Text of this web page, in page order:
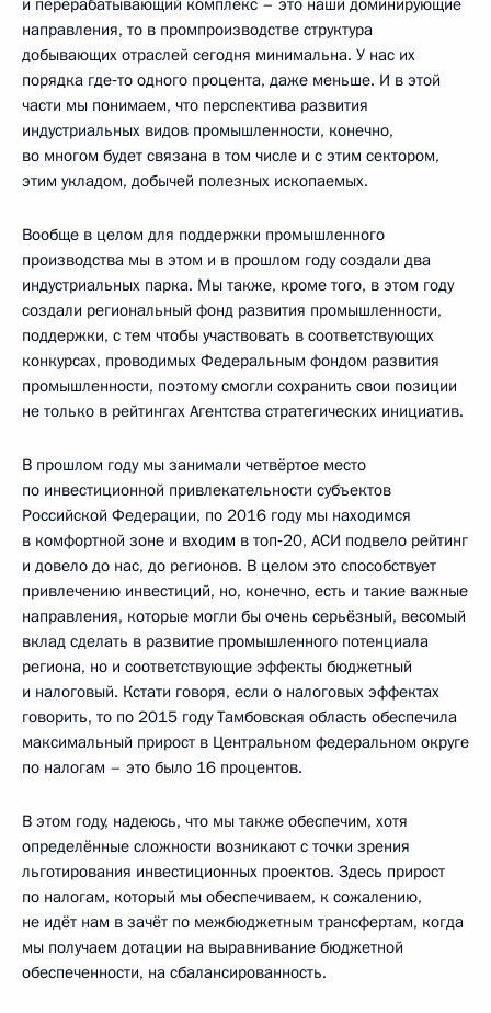
направления, то в промпроизводстве структура
добывающих отраслей сегодня минимальна. У нас их
порядка где‑то одного процента, даже меньше. И в этой
части мы понимаем, что перспектива развития
индустриальных видов промышленности, конечно,
во многом будет связана в том числе и с этим сектором,
этим укладом, добычей полезных ископаемых.
Вообще в целом для поддержки промышленного
производства мы в этом и в прошлом году создали два
индустриальных парка. Мы также, кроме того, в этом году
создали региональный фонд развития промышленности,
поддержки, с тем чтобы участвовать в соответствующих
конкурсах, проводимых Федеральным фондом развития
промышленности, поэтому смогли сохранить свои позиции
не только в рейтингах Агентства стратегических инициатив.
В прошлом году мы занимали четвёртое место
по инвестиционной привлекательности субъектов
Российской Федерации, по 2016 году мы находимся
в комфортной зоне и входим в топ‑20, АСИ подвело рейтинг
и довело до нас, до регионов. В целом это способствует
привлечению инвестиций, но, конечно, есть и такие важные
направления, которые могли бы очень серьёзный, весомый
вклад сделать в развитие промышленного потенциала
региона, но и соответствующие эффекты бюджетный
и налоговый. Кстати говоря, если о налоговых эффектах
говорить, то по 2015 году Тамбовская область обеспечила
максимальный прирост в Центральном федеральном округе
по налогам – это было 16 процентов.
В этом году, надеюсь, что мы также обеспечим, хотя
определённые сложности возникают с точки зрения
льготирования инвестиционных проектов. Здесь прирост
по налогам, который мы обеспечиваем, к сожалению,
не идёт нам в зачёт по межбюджетным трансфертам, когда
мы получаем дотации на выравнивание бюджетной
обеспеченности, на сбалансированность.